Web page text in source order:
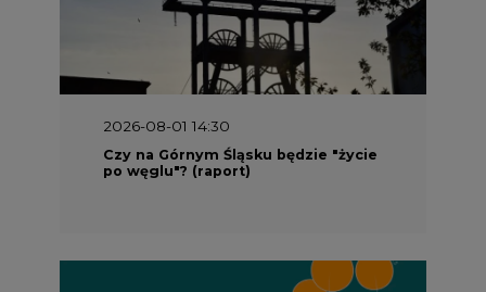
2026-08-01 14:30
Czy na Górnym Śląsku będzie "życie
po węglu"? (raport)